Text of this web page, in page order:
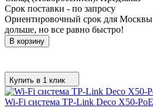
Срок поставки - по запросу
Ориентировочный срок для
дольше, но все равно быстро!
В корзину
Купить в 1 клик
Wi-Fi система TP-Link Deco X50-